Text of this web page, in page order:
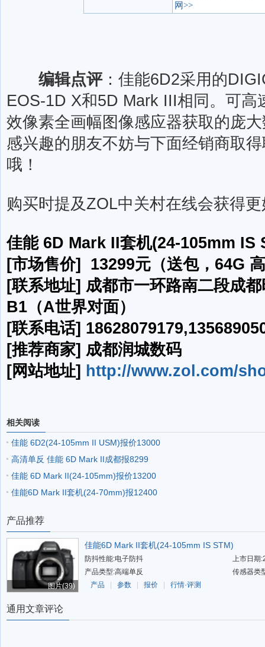
网>>
编辑点评：佳能6D2采用的
EOS-1D X和5D Mark III相同。可高
效像素全画幅图像感应器获取的庞
感兴趣的朋友不妨与下面经销商取
哦！
购买时提及ZOL中关村在线会获得
佳能 6D Mark II套机(24-105mm IS
[市场售价] 13299元（送包，64G
[联系地址] 成都市一环路南二段成
B1（A世界对面）
[联系电话]
[推荐商家] 成都润城数码
[网站地址] http://www.zol.com/
相关阅读
佳能 6D2(24-105mm II USM)报价13000
高清单反 佳能 6D Mark II成都报8299
佳能 6D Mark II(24-105mm)报价13200
佳能6D Mark II套机(24-70mm)报12400
产品推荐
图片(39)
佳能6D Mark II套机(24-105mm IS STM)
防抖性能:电子防抖
上市日期
产品类型:高端单反
传感器类
产品
参数 报价 行情·评测
通用文章评论